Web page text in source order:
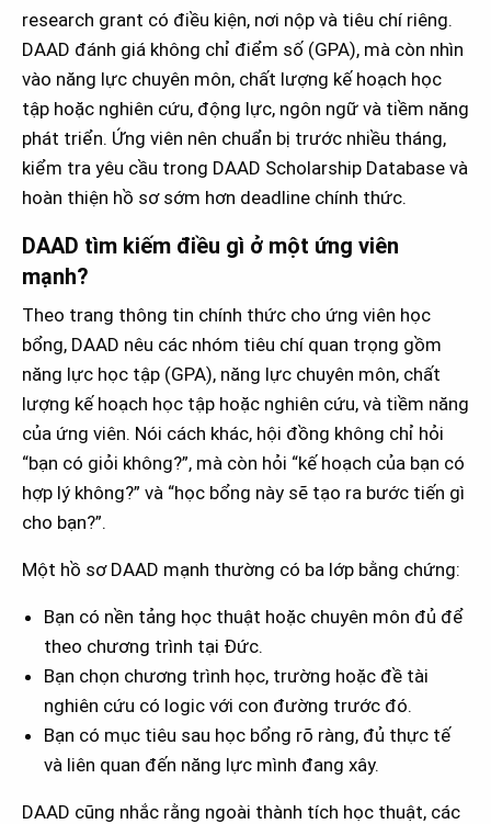
research grant có điều kiện, nơi nộp và tiêu chí riêng.
DAAD đánh giá không chỉ điểm số (GPA), mà còn nhìn
vào năng lực chuyên môn, chất lượng kế hoạch học
tập hoặc nghiên cứu, động lực, ngôn ngữ và tiềm năng
phát triển. Ứng viên nên chuẩn bị trước nhiều tháng,
kiểm tra yêu cầu trong DAAD Scholarship Database và
hoàn thiện hồ sơ sớm hơn deadline chính thức.
DAAD tìm kiếm điều gì ở một ứng viên
mạnh?
Theo trang thông tin chính thức cho ứng viên học
bổng, DAAD nêu các nhóm tiêu chí quan trọng gồm
năng lực học tập (GPA), năng lực chuyên môn, chất
lượng kế hoạch học tập hoặc nghiên cứu, và tiềm năng
của ứng viên. Nói cách khác, hội đồng không chỉ hỏi
“bạn có giỏi không?”, mà còn hỏi “kế hoạch của bạn có
hợp lý không?” và “học bổng này sẽ tạo ra bước tiến gì
cho bạn?”.
Một hồ sơ DAAD mạnh thường có ba lớp bằng chứng:
Bạn có nền tảng học thuật hoặc chuyên môn đủ để
theo chương trình tại Đức.
Bạn chọn chương trình học, trường hoặc đề tài
nghiên cứu có logic với con đường trước đó.
Bạn có mục tiêu sau học bổng rõ ràng, đủ thực tế
và liên quan đến năng lực mình đang xây.
DAAD cũng nhắc rằng ngoài thành tích học thuật, các